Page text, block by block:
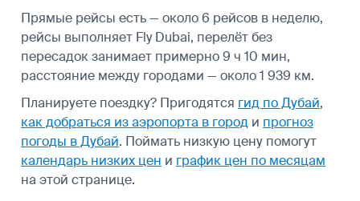
Прямые рейсы есть — около 6 рейсов в неделю,
рейсы выполняет Fly Dubai, перелёт без
пересадок занимает примерно 9 ч 10 мин,
расстояние между городами — около 1 939 км.
Планируете поездку? Пригодятся гид по Дубай,
как добраться из аэропорта в город и прогноз
погоды в Дубай. Поймать низкую цену помогут
календарь низких цен и график цен по месяцам
на этой странице.